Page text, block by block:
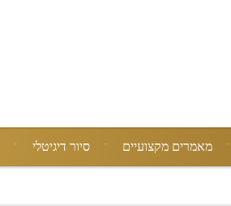
מאמרים מקצועיים סיור דיגיטלי